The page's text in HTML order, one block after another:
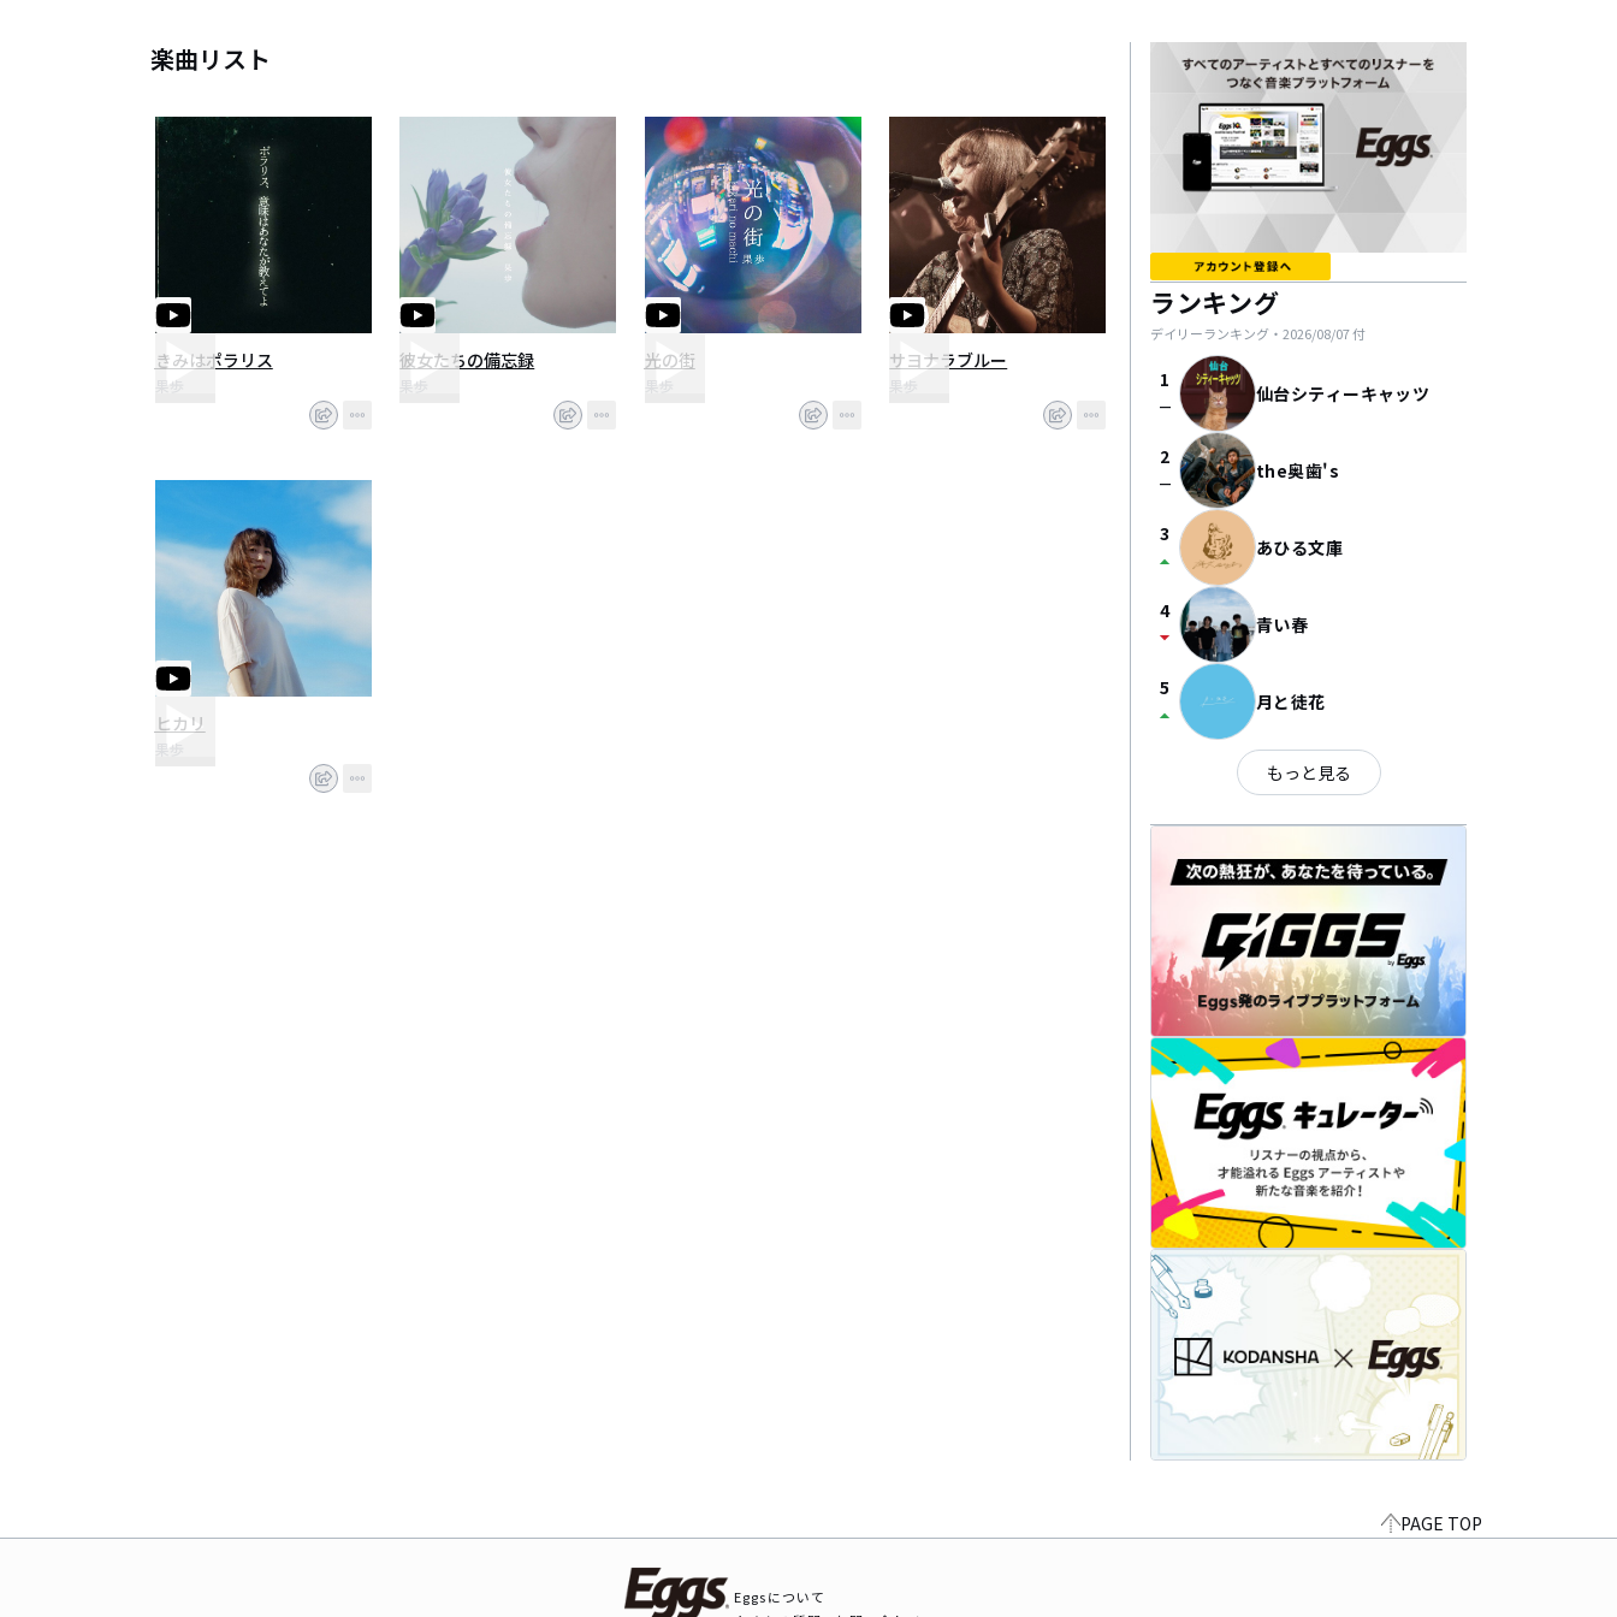
楽曲リスト
きみはポラリス
果歩
彼女たちの備忘録
果歩
光の街
果歩
サヨナラブルー
果歩
ヒカリ
果歩
ランキング
デイリーランキング・ 2026/08/07付
1
check_indeterminate_small 仙台シティーキャッツ
2
check_indeterminate_small the奥歯's
3
arrow_drop_up あひる文庫
4
arrow_drop_down 青い春
5
arrow_drop_up 月と徒花
もっと見る
PAGE TOP
Eggsについて